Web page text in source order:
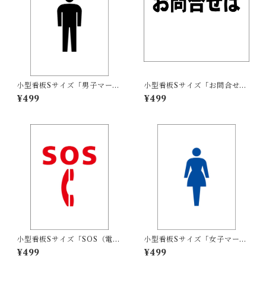
小型看板Sサイズ「男子マーク
（黒）」 屋外可【その他・マ
ーク】
¥499
小型看板Sサイズ「お問合せは
余白付（黒字）」 屋外可【不
動産】
¥499
小型看板Sサイズ「SOS（電
話）マーク（赤）」 屋外可
【その他・マーク】
¥499
小型看板Sサイズ「女子マーク
（青）」 屋外可【その他・マ
ーク】
¥499